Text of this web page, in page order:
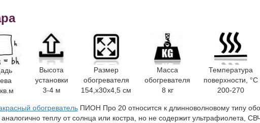
Высота
установки
3-4 м
Размер
обогревателя
154,x30x4,5 см
Масса
обогревателя
8 кг
Температура
поверхности, °C
200-270
обогреватель ПИОН Про 20 относится к длинноволновому типу
аналогично теплу от солнца или костра, но не содержит ультрафиолета,